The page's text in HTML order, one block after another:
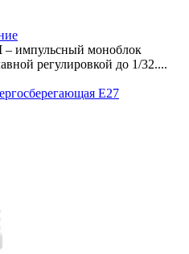
– импульсный моноблок
регулировкой до 1/32....
Е27